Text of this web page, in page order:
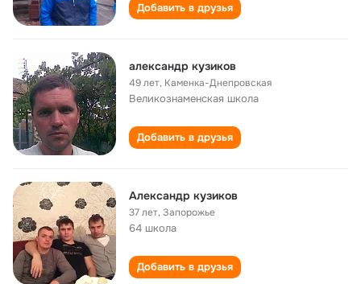
Добавить в друзья
александр кузиков
49 лет, Каменка-Днепровская
Великознаменская школа
Добавить в друзья
Александр кузиков
37 лет,Запорожье
64 школа
Добавить в друзья